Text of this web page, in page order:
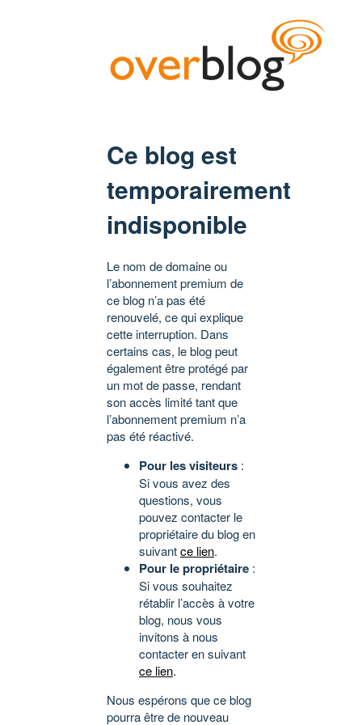
Ce blog est
temporairement
indisponible
Le nom de domaine ou
l’abonnement premium de
ce blog n’a pas été
renouvelé, ce qui explique
cette interruption. Dans
certains cas, le blog peut
également être protégé par
un mot de passe, rendant
son accès limité tant que
l’abonnement premium n’a
pas été réactivé.
Pour les visiteurs :
Si vous avez des
questions, vous
pouvez contacter le
propriétaire du blog en
suivantce lien.
Pour le propriétaire :
Si vous souhaitez
rétablir l’accès à votre
blog, nous vous
invitons à nous
contacter en suivant
ce lien.
Nous espérons que ce blog
pourra être de nouveau